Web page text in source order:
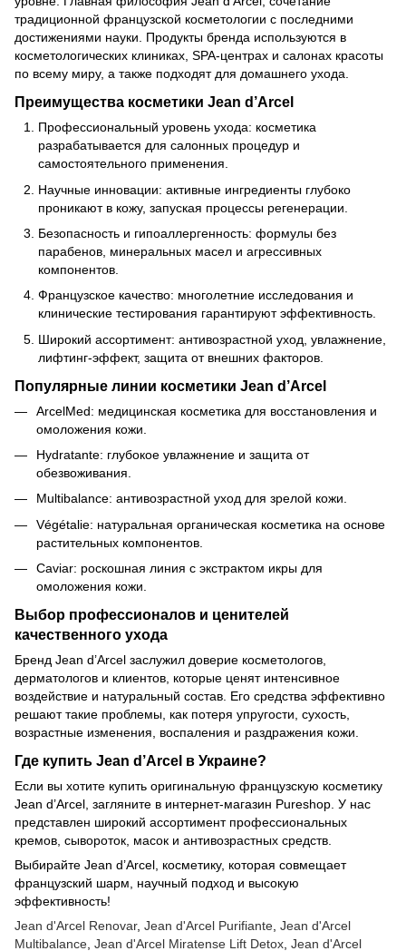
традиционной французской косметологии с последними
достижениями науки. Продукты бренда используются в
косметологических клиниках, SPA-центрах и салонах красоты
по всему миру, а также подходят для домашнего ухода.
Преимущества косметики Jean d’Arcel
Профессиональный уровень ухода: косметика
разрабатывается для салонных процедур и
самостоятельного применения.
Научные инновации: активные ингредиенты глубоко
проникают в кожу, запуская процессы регенерации.
Безопасность и гипоаллергенность: формулы без
парабенов, минеральных масел и агрессивных
компонентов.
Французское качество: многолетние исследования и
клинические тестирования гарантируют эффективность.
Широкий ассортимент: антивозрастной уход, увлажнение,
лифтинг-эффект, защита от внешних факторов.
Популярные линии косметики Jean d’Arcel
ArcelMed: медицинская косметика для восстановления и
омоложения кожи.
Hydratante: глубокое увлажнение и защита от
обезвоживания.
Multibalance: антивозрастной уход для зрелой кожи.
Végétalie: натуральная органическая косметика на основе
растительных компонентов.
Caviar: роскошная линия с экстрактом икры для
омоложения кожи.
Выбор профессионалов и ценителей
качественного ухода
Бренд Jean d’Arcel заслужил доверие косметологов,
дерматологов и клиентов, которые ценят интенсивное
воздействие и натуральный состав. Его средства эффективно
решают такие проблемы, как потеря упругости, сухость,
возрастные изменения, воспаления и раздражения кожи.
Где купить Jean d’Arcel в Украине?
Если вы хотите купить оригинальную французскую косметику
Jean d’Arcel, загляните в интернет-магазин Pureshop. У нас
представлен широкий ассортимент профессиональных
кремов, сывороток, масок и антивозрастных средств.
Выбирайте Jean d’Arcel, косметику, которая совмещает
французский шарм, научный подход и высокую
эффективность!
Jean d'Arcel Renovar, Jean d'Arcel Purifiante Jean d'Arcel
Multibalance Jean d'Arcel Miratense Lift Detox Jean d'Arcel